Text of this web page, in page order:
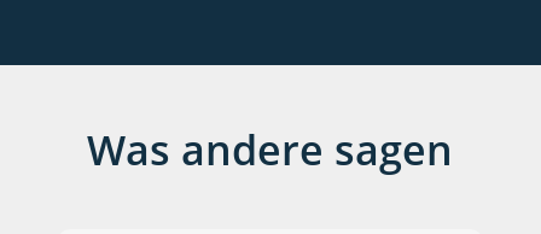
Was andere sagen